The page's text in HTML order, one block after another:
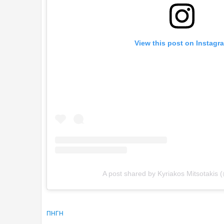
View this post on
A post shared by Kyriakos Mitsotakis
ΠΗΓΗ